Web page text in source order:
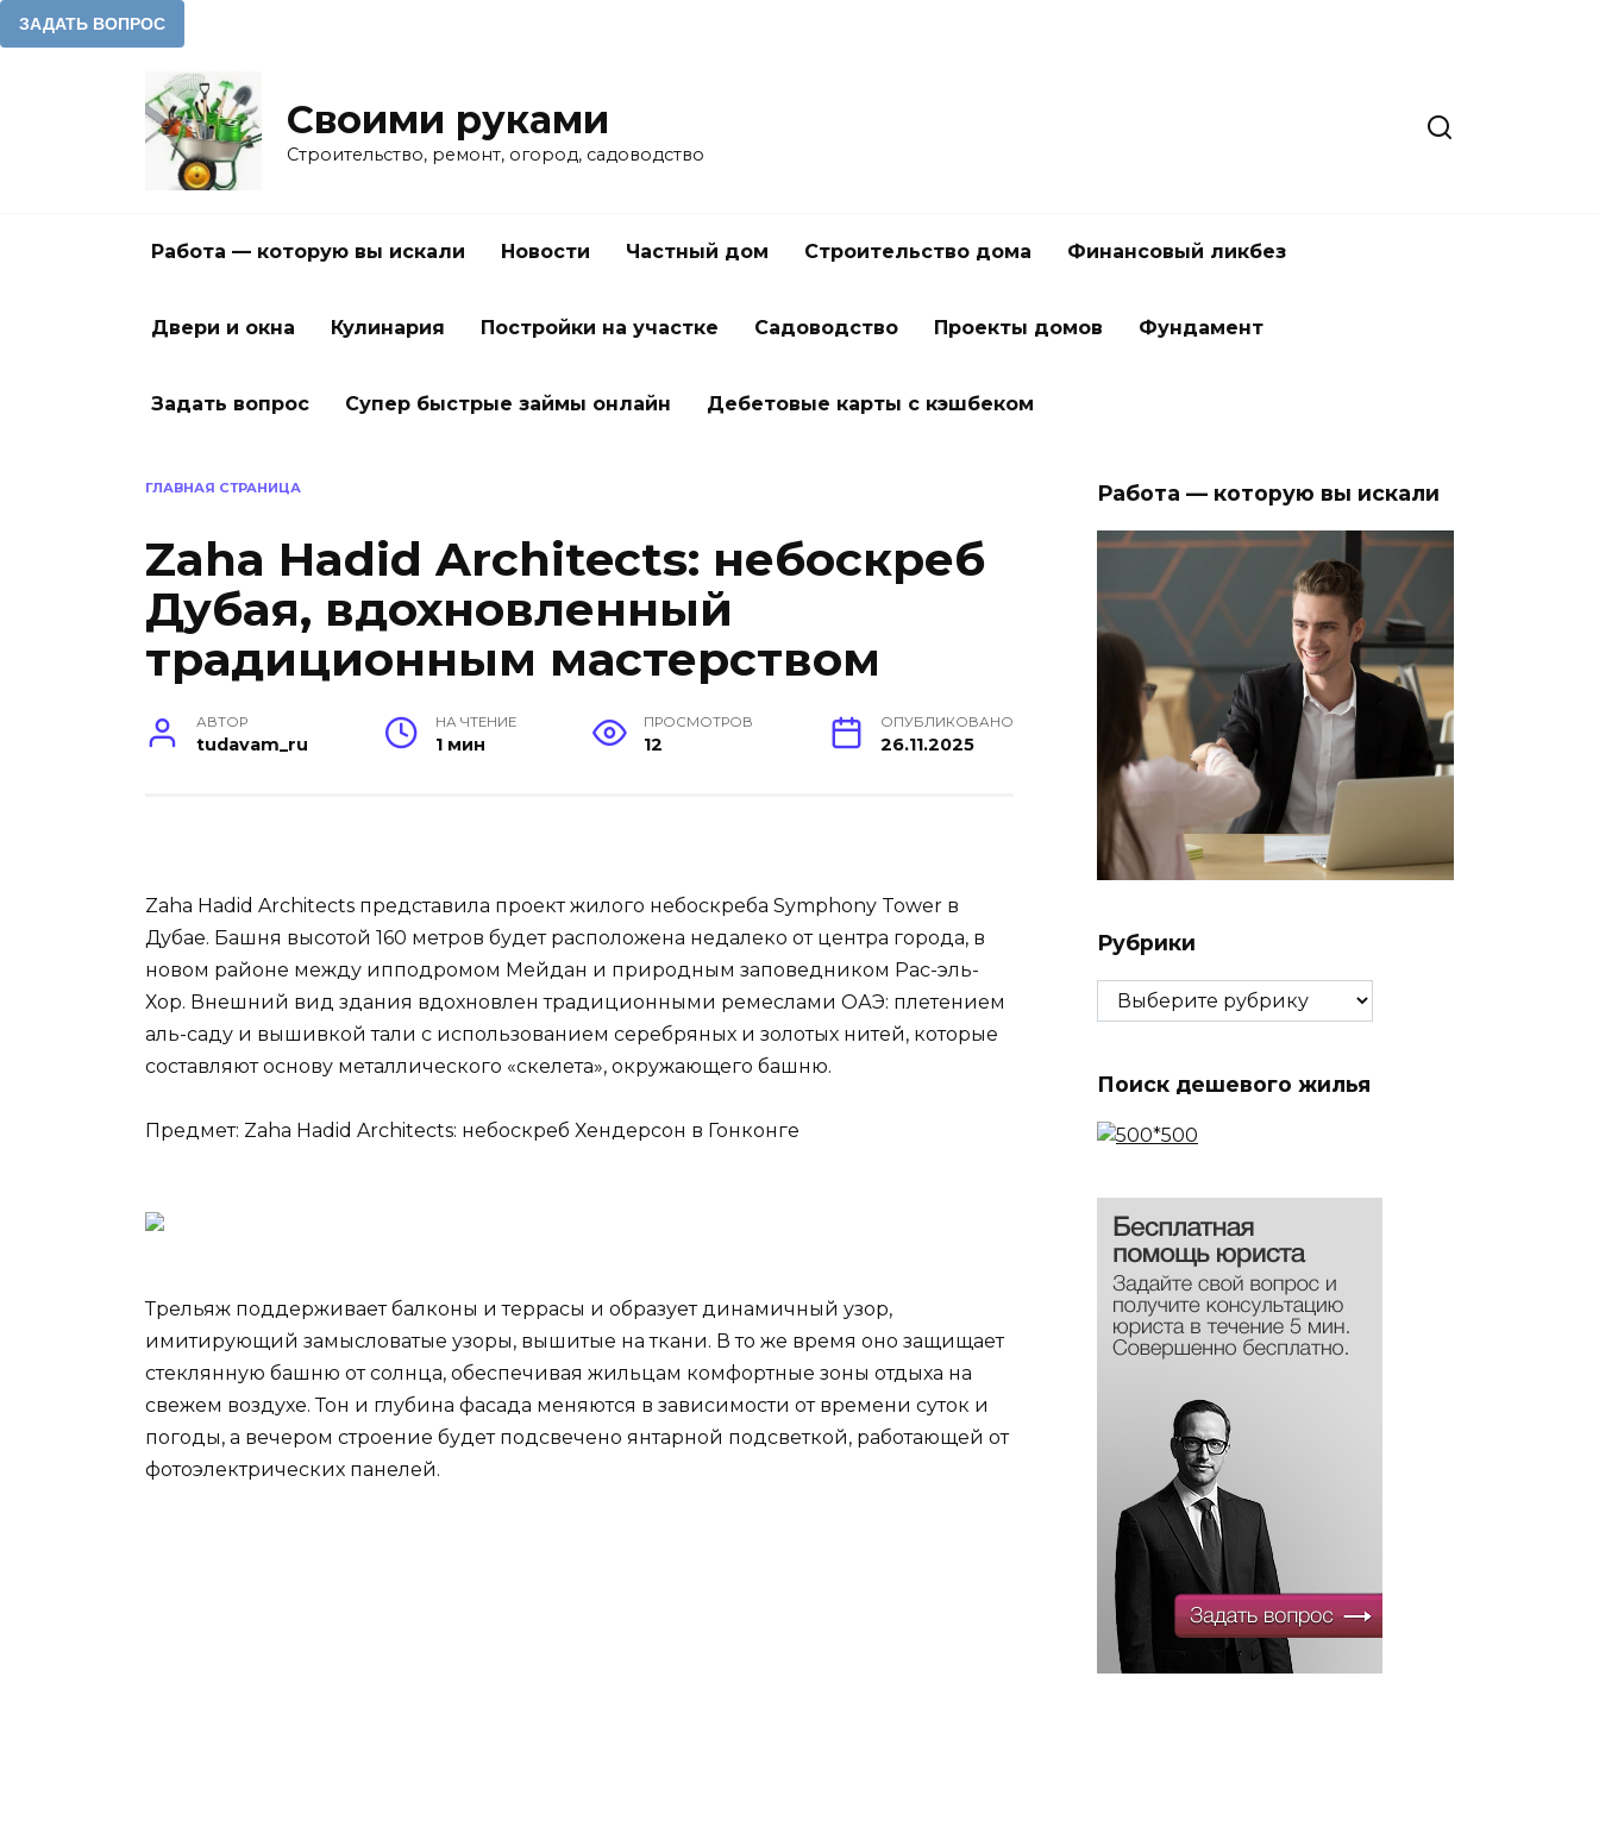
Своими руками
Строительство, ремонт, огород, садоводство
Работа — которую вы искали Новости Частный дом Строительство дома Финансовый ликбез
Двери и окна Кулинария Постройки на участке Садоводство Проекты домов Фундамент
Задать вопрос Супер быстрые займы онлайн Дебетовые карты с кэшбеком
ГЛАВНАЯ СТРАНИЦА
Zaha Hadid Architects: небоскреб
Дубая, вдохновленный
традиционным мастерством
АВТОР
tudavam_ru
НА ЧТЕНИЕ
1 мин
ПРОСМОТРОВ
12
ОПУБЛИКОВАНО
26.11.2025
Zaha Hadid Architects представила проект жилого небоскреба Symphony Tower в
Дубае. Башня высотой 160 метров будет расположена недалеко от центра города, в
новом районе между ипподромом Мейдан и природным заповедником Рас-эль-
Хор. Внешний вид здания вдохновлен традиционными ремеслами ОАЭ: плетением
аль-саду и вышивкой тали с использованием серебряных и золотых нитей, которые
составляют основу металлического «скелета», окружающего башню.
Предмет: Zaha Hadid Architects: небоскреб Хендерсон в Гонконге
Трельяж поддерживает балконы и террасы и образует динамичный узор,
имитирующий замысловатые узоры, вышитые на ткани. В то же время оно защищает
стеклянную башню от солнца, обеспечивая жильцам комфортные зоны отдыха на
свежем воздухе. Тон и глубина фасада меняются в зависимости от времени суток и
погоды, а вечером строение будет подсвечено янтарной подсветкой, работающей от
фотоэлектрических панелей.
Работа — которую вы искали
Рубрики
Рубрики
Поиск дешевого жилья